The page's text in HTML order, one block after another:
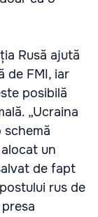
Rusă ajută
de FMI, iar
posibilă
„Ucraina
un
de fapt
rus de